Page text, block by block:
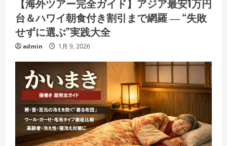
【海外ツアー完全ガイド】アジア最安1万円
台＆ハワイ朝食付き割引まで網羅 ― “失敗
せずに選ぶ”実践大全
admin 1月 9, 2026